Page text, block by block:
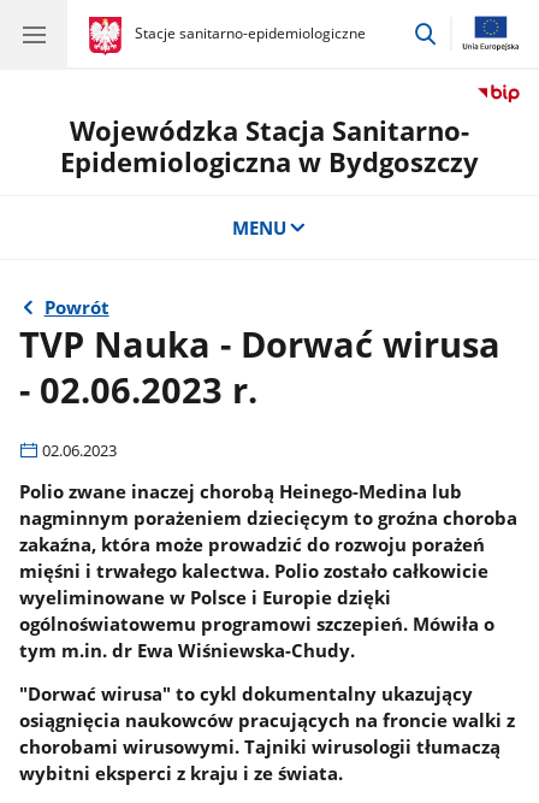
gov.pl
Stacje sanitarno-epidemiologiczne
gov.pl
Stacje
przejdź
Wojewódzka Stacja Sanitarno-
Epidemiologiczna w Bydgoszczy
MENU
Powrót
TVP Nauka - Dorwać wirusa
- 02.06.2023 r.
02.06.2023
Polio zwane inaczej chorobą Heinego-Medina lub
nagminnym porażeniem dziecięcym to groźna choroba
zakaźna, która może prowadzić do rozwoju porażeń
mięśni i trwałego kalectwa. Polio zostało całkowicie
wyeliminowane w Polsce i Europie dzięki
ogólnoświatowemu programowi szczepień. Mówiła o
tym m.in. dr Ewa Wiśniewska-Chudy.
"Dorwać wirusa" to cykl dokumentalny ukazujący
osiągnięcia naukowców pracujących na froncie walki z
chorobami wirusowymi. Tajniki wirusologii tłumaczą
wybitni eksperci z kraju i ze świata.